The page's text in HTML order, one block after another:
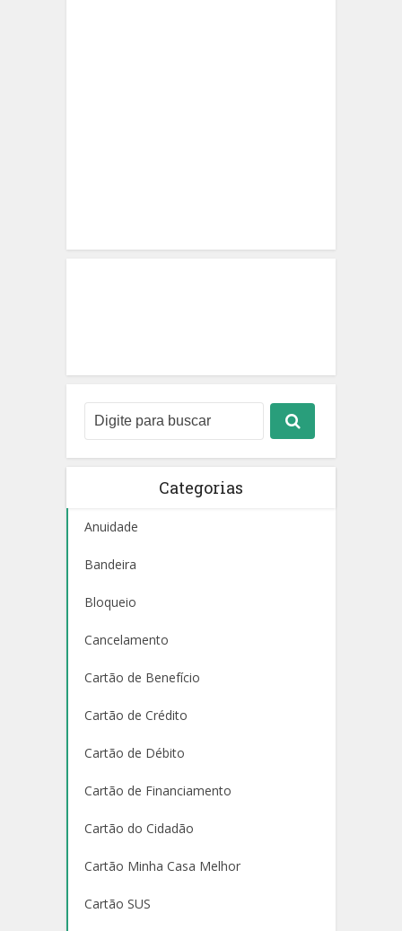
Categorias
Anuidade
Bandeira
Bloqueio
Cancelamento
Cartão de Benefício
Cartão de Crédito
Cartão de Débito
Cartão de Financiamento
Cartão do Cidadão
Cartão Minha Casa Melhor
Cartão SUS